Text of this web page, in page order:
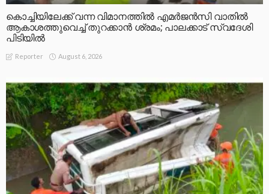
കൊച്ചിയിലേക്ക് വന്ന വിമാനത്തിൽ എമർജൻസി വാതിൽ
ആകാശത്തുവെച്ച് തുറക്കാൻ ശ്രമം; പാലക്കാട് സ്വദേശി
പിടിയിൽ
Reporter August 6, 2026